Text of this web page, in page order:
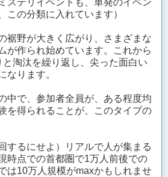
ステリイベントも、単発のイベン
この分類に入れています）
裾野が大きく広がり、さまざまな
が作られ始めています。これから
淘汰を繰り返し、尖った面白い
なります。
中で、参加者全員が、ある程度均
を得られることが、このタイプの
するにせよ）リアルで人が集まる
時点での首都圏で1万人前後での
は10万人規模がmaxかもしれませ